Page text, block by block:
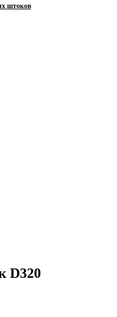
штоков
D320